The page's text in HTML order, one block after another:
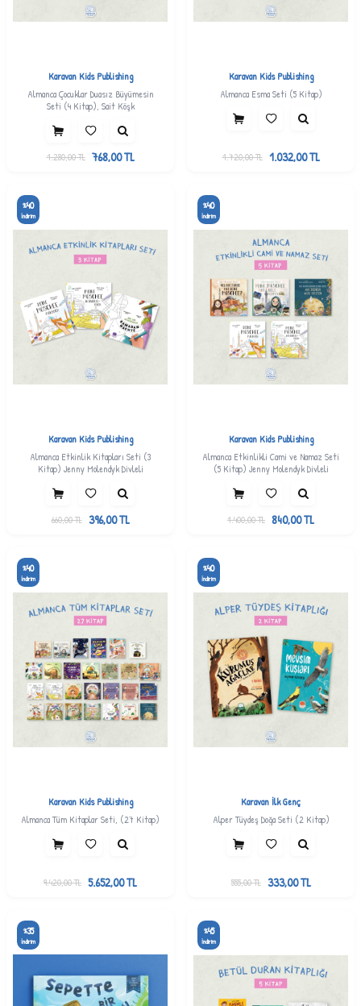
Karavan Kids Publishing
Almanca Çocuklar Duasız Büyümesin
Seti (4 Kitap), Sait Köşk
1.280,00TL 768,00TL
Karavan Kids Publishing
Almanca Esma Seti (5 Kitap)
1.720,00TL 1.032,00TL
%40
İndirim
Karavan Kids Publishing
Almanca Etkinlik Kitapları Seti (3
Kitap) Jenny Molendyk Divleli
660,00TL 396,00TL
%40
İndirim
Karavan Kids Publishing
Almanca Etkinlikli Cami ve Namaz Seti
(5 Kitap) Jenny Molendyk Divleli
1.400,00TL 840,00TL
%40
İndirim
Karavan Kids Publishing
Almanca Tüm Kitaplar Seti, (27 Kitap)
9.420,00TL 5.652,00TL
%40
İndirim
Karavan İlk Genç
Alper Tüydeş Doğa Seti (2 Kitap)
555,00TL 333,00TL
%35
İndirim
%45
İndirim